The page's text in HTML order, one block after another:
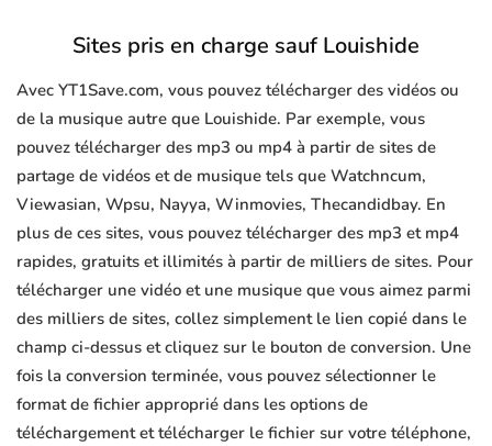
Sites pris en charge sauf Louishide
Avec YT1Save.com, vous pouvez télécharger des vidéos ou
de la musique autre que Louishide. Par exemple, vous
pouvez télécharger des mp3 ou mp4 à partir de sites de
partage de vidéos et de musique tels que Watchncum,
Viewasian, Wpsu, Nayya, Winmovies, Thecandidbay. En
plus de ces sites, vous pouvez télécharger des mp3 et mp4
rapides, gratuits et illimités à partir de milliers de sites. Pour
télécharger une vidéo et une musique que vous aimez parmi
des milliers de sites, collez simplement le lien copié dans le
champ ci-dessus et cliquez sur le bouton de conversion. Une
fois la conversion terminée, vous pouvez sélectionner le
format de fichier approprié dans les options de
téléchargement et télécharger le fichier sur votre téléphone,